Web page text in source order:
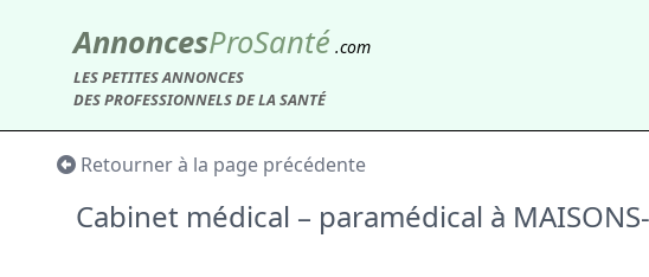
AnnoncesProSanté .com
LES PETITES ANNONCES
DES PROFESSIONNELS DE LA SANTÉ
Retourner à la page précédente
Cabinet médical – paramédical à